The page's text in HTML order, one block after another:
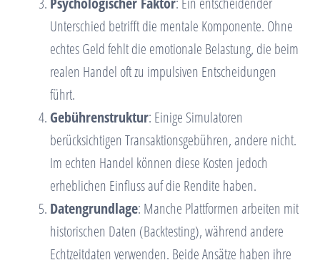
Unterschied betrifft die mentale Komponente. Ohne
echtes Geld fehlt die emotionale Belastung, die beim
realen Handel oft zu impulsiven Entscheidungen
führt.
Gebührenstruktur: Einige Simulatoren
berücksichtigen Transaktionsgebühren, andere nicht.
Im echten Handel können diese Kosten jedoch
erheblichen Einfluss auf die Rendite haben.
Datengrundlage: Manche Plattformen arbeiten mit
historischen Daten (Backtesting), während andere
Echtzeitdaten verwenden. Beide Ansätze haben ihre